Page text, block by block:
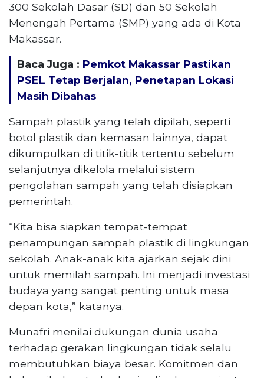
300 Sekolah Dasar (SD) dan 50 Sekolah
Menengah Pertama (SMP) yang ada di Kota
Makassar.
Baca Juga : Pemkot Makassar Pastikan
PSEL Tetap Berjalan, Penetapan Lokasi
Masih Dibahas
Sampah plastik yang telah dipilah, seperti
botol plastik dan kemasan lainnya, dapat
dikumpulkan di titik-titik tertentu sebelum
selanjutnya dikelola melalui sistem
pengolahan sampah yang telah disiapkan
pemerintah.
“Kita bisa siapkan tempat-tempat
penampungan sampah plastik di lingkungan
sekolah. Anak-anak kita ajarkan sejak dini
untuk memilah sampah. Ini menjadi investasi
budaya yang sangat penting untuk masa
depan kota,” katanya.
Munafri menilai dukungan dunia usaha
terhadap gerakan lingkungan tidak selalu
membutuhkan biaya besar. Komitmen dan